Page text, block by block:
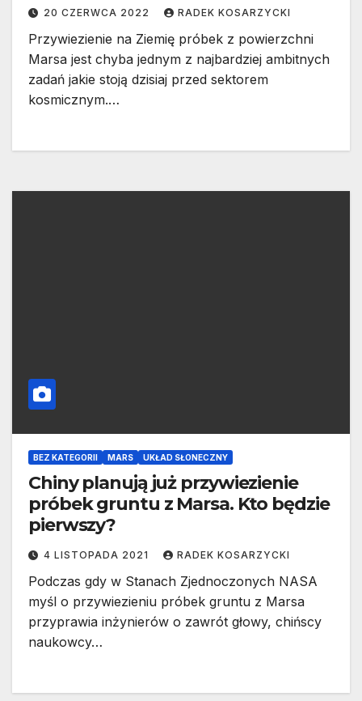
20 CZERWCA 2022 RADEK KOSARZYCKI
Przywiezienie na Ziemię próbek z powierzchni
Marsa jest chyba jednym z najbardziej ambitnych
zadań jakie stoją dzisiaj przed sektorem
kosmicznym.…
BEZ KATEGORII MARS UKŁAD SŁONECZNY
Chiny planują już przywiezienie
próbek gruntu z Marsa. Kto będzie
pierwszy?
4 LISTOPADA 2021 RADEK KOSARZYCKI
Podczas gdy w Stanach Zjednoczonych NASA
myśl o przywiezieniu próbek gruntu z Marsa
przyprawia inżynierów o zawrót głowy, chińscy
naukowcy…